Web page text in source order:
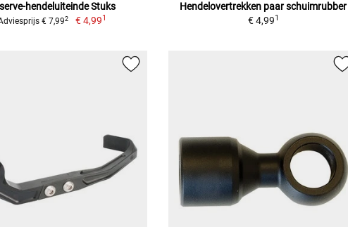
hendeluiteinde Stuks
€ 7,992 € 4,991
Hendelovertrekken paar schuimrubber
€ 4,991